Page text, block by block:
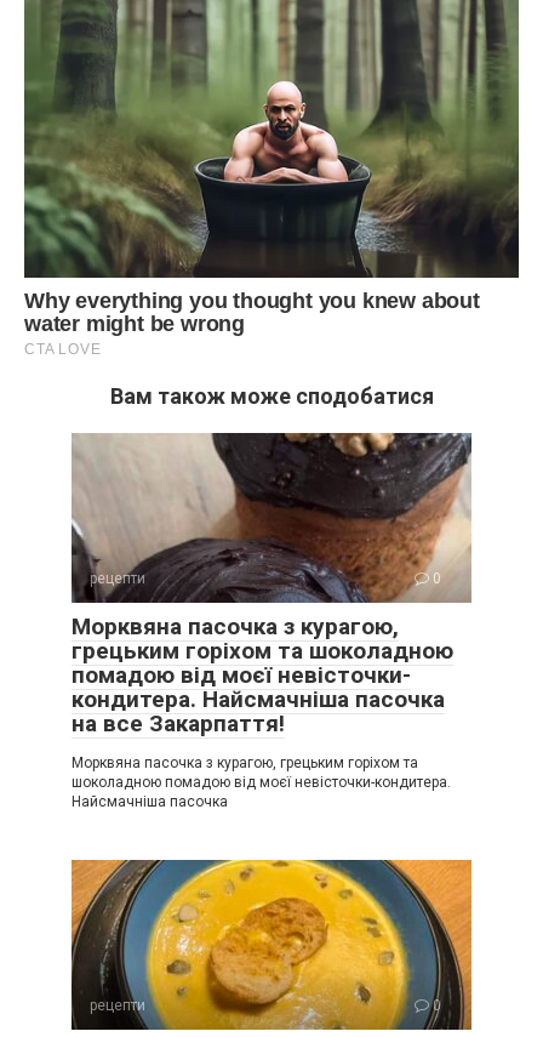
Вам також може сподобатися
рецепти 0
Морквяна пасочка з курагою,
грецьким горіхом та шоколадною
помадою від моєї невісточки-
кондитера. Найсмачніша пасочка
на все Закарпаття!
Морквяна пасочка з курагою, грецьким горіхом та
шоколадною помадою від моєї невісточки-кондитера.
Найсмачніша пасочка
рецепти 0